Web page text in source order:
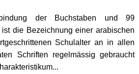
der Buchstaben und 99
die Bezeichnung einer arabischen
Schulalter an in allen
Schriften regelmässig gebraucht